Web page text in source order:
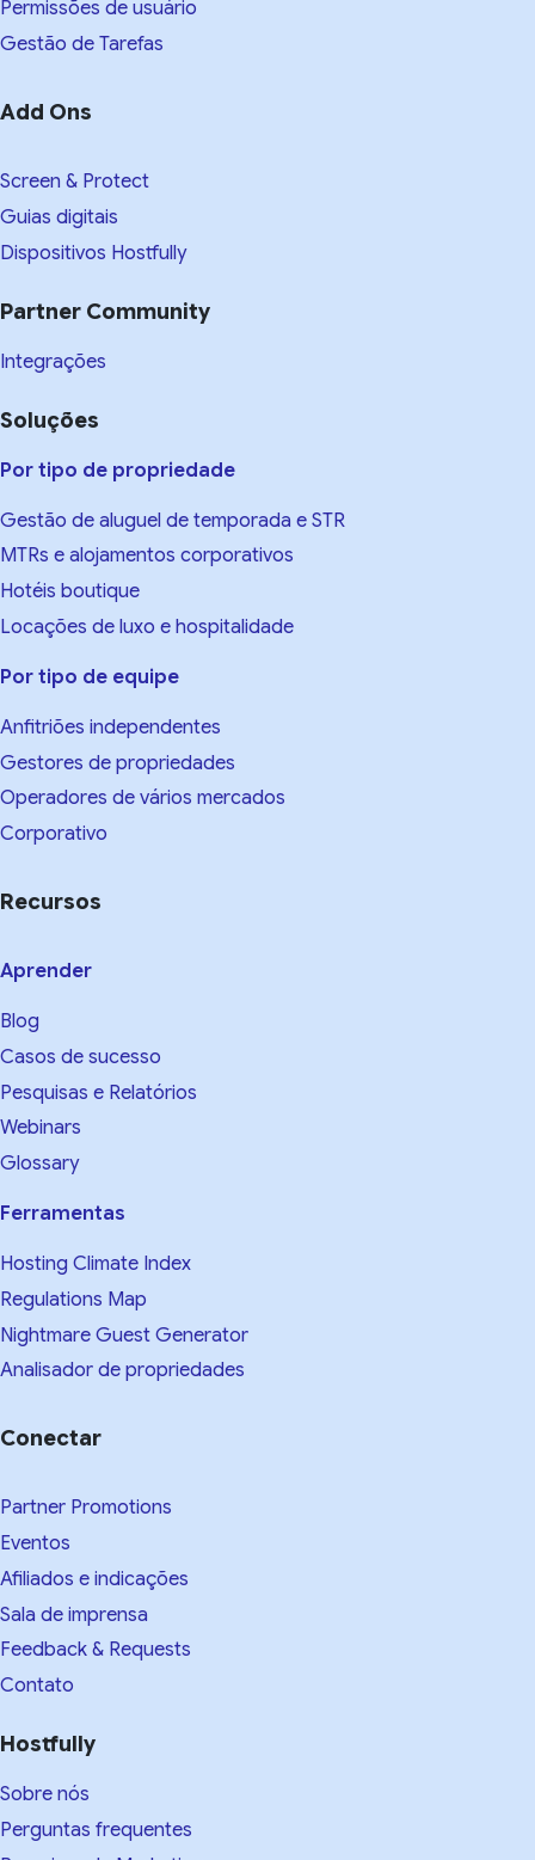
Permissões de usuário
Gestão de Tarefas
Add Ons
Screen & Protect
Guias digitais
Dispositivos Hostfully
Partner Community
Integrações
Soluções
Por tipo de propriedade
Gestão de aluguel de temporada e STR
MTRs e alojamentos corporativos
Hotéis boutique
Locações de luxo e hospitalidade
Por tipo de equipe
Anfitriões independentes
Gestores de propriedades
Operadores de vários mercados
Corporativo
Recursos
Aprender
Blog
Casos de sucesso
Pesquisas e Relatórios
Webinars
Glossary
Ferramentas
Hosting Climate Index
Regulations Map
Nightmare Guest Generator
Analisador de propriedades
Conectar
Partner Promotions
Eventos
Afiliados e indicações
Sala de imprensa
Feedback & Requests
Contato
Hostfully
Sobre nós
Perguntas frequentes